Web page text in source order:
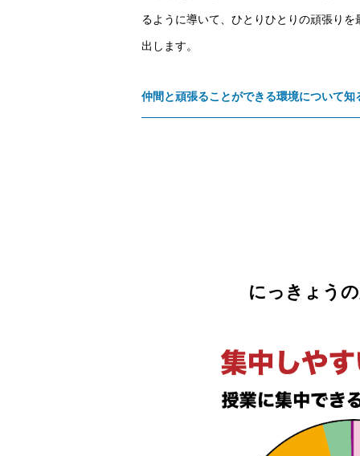
るように導いて、ひとりひとりの頑張り
出します。
仲間と頑張ることができる環境について知
にっきょう